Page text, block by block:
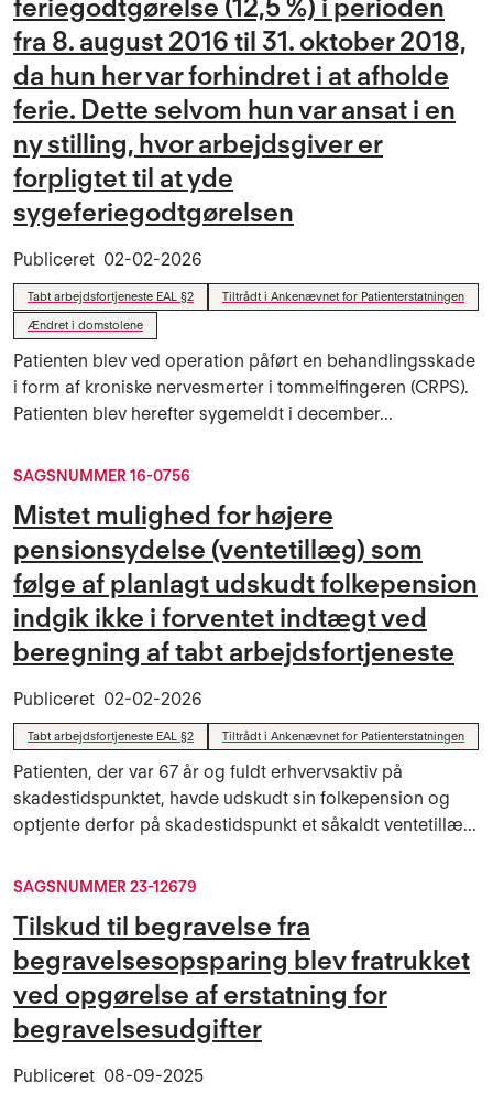
feriegodtgørelse (12,5 %) i perioden
fra 8. august 2016 til 31. oktober 2018,
da hun her var forhindret i at afholde
ferie. Dette selvom hun var ansat i en
ny stilling, hvor arbejdsgiver er
forpligtet til at yde
sygeferiegodtgørelsen
Publiceret 02-02-2026
Tabt arbejdsfortjeneste EAL §2
Tiltrådt i Ankenævnet for Patienterstatningen
Ændret i domstolene
Patienten blev ved operation påført en behandlingsskade
i form af kroniske nervesmerter i tommelfingeren (CRPS).
Patienten blev herefter sygemeldt i december...
SAGSNUMMER 16-0756
Mistet mulighed for højere
pensionsydelse (ventetillæg) som
følge af planlagt udskudt folkepension
indgik ikke i forventet indtægt ved
beregning af tabt arbejdsfortjeneste
Publiceret 02-02-2026
Tabt arbejdsfortjeneste EAL §2 Tiltrådt i Ankenævnet for Patienterstatningen
Patienten, der var 67 år og fuldt erhvervsaktiv på
skadestidspunktet, havde udskudt sin folkepension og
optjente derfor på skadestidspunkt et såkaldt ventetillæ...
SAGSNUMMER 23-12679
Tilskud til begravelse fra
begravelsesopsparing blev fratrukket
ved opgørelse af erstatning for
begravelsesudgifter
Publiceret 08-09-2025